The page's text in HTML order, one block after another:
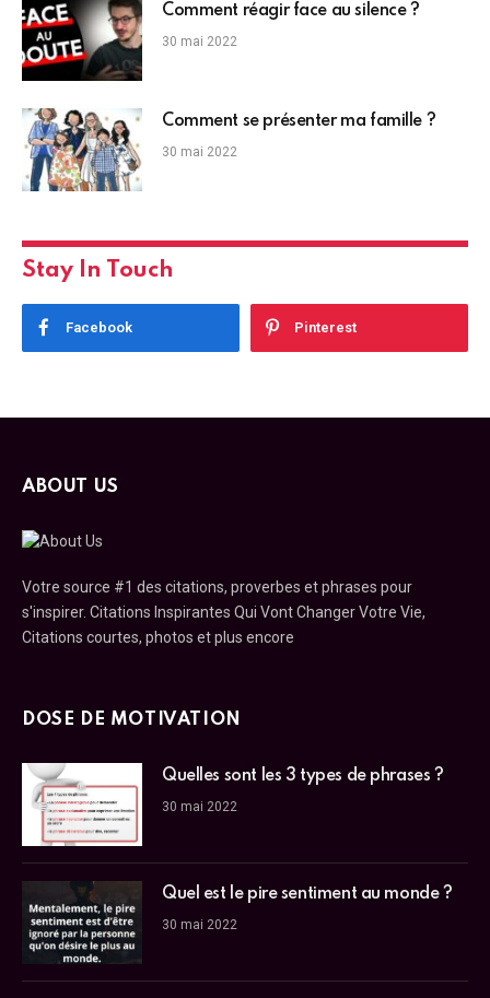
Comment réagir face au silence ?
30 mai 2022
Comment se présenter ma famille ?
30 mai 2022
Stay In Touch
Facebook Pinterest
ABOUT US
Votre source #1 des citations, proverbes et phrases pour
s'inspirer. Citations Inspirantes Qui Vont Changer Votre Vie,
Citations courtes, photos et plus encore
DOSE DE MOTIVATION
Quelles sont les 3 types de phrases ?
30 mai 2022
Quel est le pire sentiment au monde ?
30 mai 2022